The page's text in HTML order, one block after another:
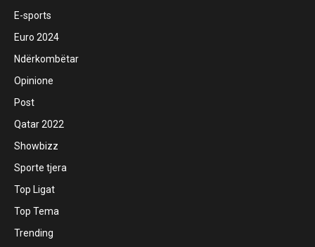
E-sports
Euro 2024
Ndërkombëtar
Opinione
Post
Qatar 2022
Showbizz
Sporte tjera
Top Ligat
Top Tema
Trending